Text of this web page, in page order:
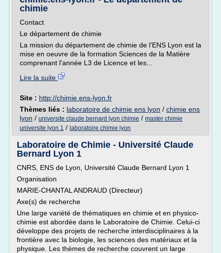
chimie
Contact
Le département de chimie
La mission du département de chimie de l'ENS Lyon est la
mise en oeuvre de la formation Sciences de la Matière
comprenant l'année L3 de Licence et les...
Lire la suite
Site : http://chimie.ens-lyon.fr
Thèmes liés : laboratoire de chimie ens lyon / chimie ens
lyon / universite claude bernard lyon chimie / master chimie
universite lyon 1 / laboratoire chimie lyon
Laboratoire de Chimie - Université Claude
Bernard Lyon 1
CNRS, ENS de Lyon, Université Claude Bernard Lyon 1
Organisation
MARIE-CHANTAL ANDRAUD (Directeur)
Axe(s) de recherche
Une large variété de thématiques en chimie et en physico-
chimie est abordée dans le Laboratoire de Chimie. Celui-ci
développe des projets de recherche interdisciplinaires à la
frontière avec la biologie, les sciences des matériaux et la
physique. Les thèmes de recherche couvrent un large